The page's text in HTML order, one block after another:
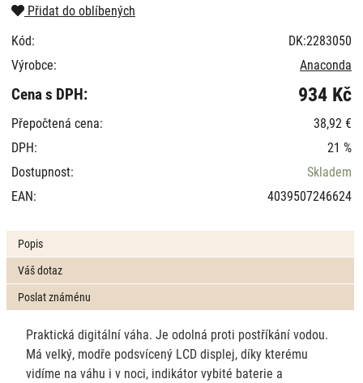
Přidat do oblíbených
Kód:
DK:2283050
Výrobce:
Anaconda
Cena s DPH: 934 Kč
Přepočtená cena:
38,92 €
DPH:
21 %
Dostupnost:
Skladem
EAN:
4039507246624
Popis
Váš dotaz
Poslat známénu
Praktická digitální váha. Je odolná proti postříkání vodou.
Má velký, modře podsvícený LCD displej, díky kterému
vidíme na váhu i v noci, indikátor vybité baterie a